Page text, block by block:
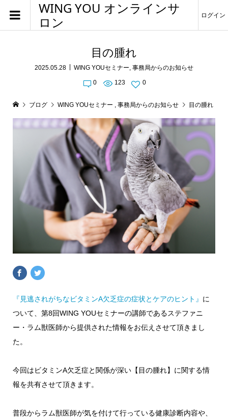
WING YOU オンラインサ
ロン
ログイン
目の腫れ
2025.05.28 WING YOUセミナー, 事務局からのお知らせ
0 123 0
ブログ WING YOUセミナー , 事務局からのお知らせ 目の腫れ
『見逃されがちなビタミンA欠乏症の症状とケアのヒント』 に
ついて、第8回WING YOUセミナーの講師であるステファニ
ー・ラム獣医師から提供された情報をお伝えさせて頂きまし
た。
今回はビタミンA欠乏症と関係が深い【目の腫れ】に関する情
報を共有させて頂きます。
普段からラム獣医師が気を付けて行っている健康診断内容や、